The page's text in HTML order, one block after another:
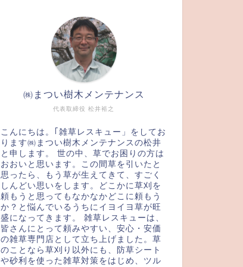
代表取締役 松井裕之
㈱まつい樹木メンテナンス
こんにちは。｢雑草レスキュー」をしてお
ります㈱まつい樹木メンテナンスの松井
と申します。 世の中、草でお困りの方は
おおいと思います。この間草を引いたと
思ったら、もう草が生えてきて、すごく
しんどい思いをします。どこかに草刈を
頼もうと思ってもなかなかどこに頼もう
か？と悩んでいるうちにイヨイヨ草が旺
盛になってきます。 雑草レスキューは、
皆さんにとって頼みやすい、安心・安価
の雑草専門店として立ち上げました。草
のことなら草刈り以外にも、防草シート
や砂利を使った雑草対策をはじめ、ツル